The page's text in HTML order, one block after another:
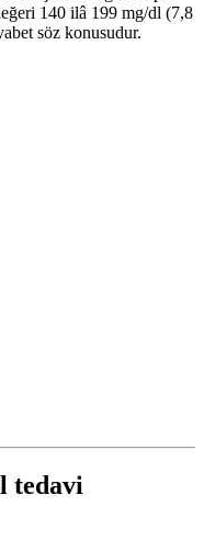
140 ilâ 199 mg/dl (7,8
söz konusudur.
tedavi